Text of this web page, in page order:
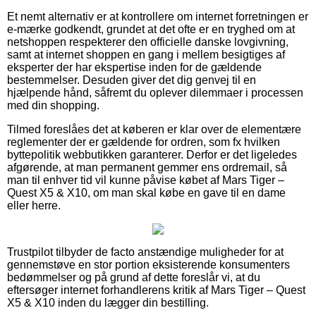
Et nemt alternativ er at kontrollere om internet forretningen er
e-mærke godkendt, grundet at det ofte er en tryghed om at
netshoppen respekterer den officielle danske lovgivning,
samt at internet shoppen en gang i mellem besigtiges af
eksperter der har ekspertise inden for de gældende
bestemmelser. Desuden giver det dig genvej til en
hjælpende hånd, såfremt du oplever dilemmaer i processen
med din shopping.
Tilmed foreslåes det at køberen er klar over de elementære
reglementer der er gældende for ordren, som fx hvilken
byttepolitik webbutikken garanterer. Derfor er det ligeledes
afgørende, at man permanent gemmer ens ordremail, så
man til enhver tid vil kunne påvise købet af Mars Tiger –
Quest X5 & X10, om man skal købe en gave til en dame
eller herre.
Trustpilot tilbyder de facto anstændige muligheder for at
gennemstøve en stor portion eksisterende konsumenters
bedømmelser og på grund af dette foreslår vi, at du
eftersøger internet forhandlerens kritik af Mars Tiger – Quest
X5 & X10 inden du lægger din bestilling.